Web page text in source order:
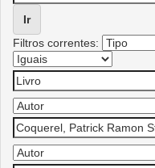
Filtros correntes: